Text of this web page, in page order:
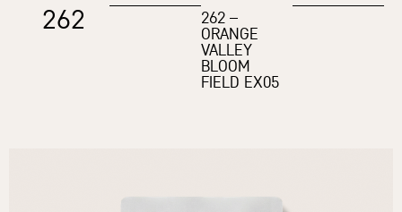
262 262 –
ORANGE
VALLEY
BLOOM
FIELD EX05